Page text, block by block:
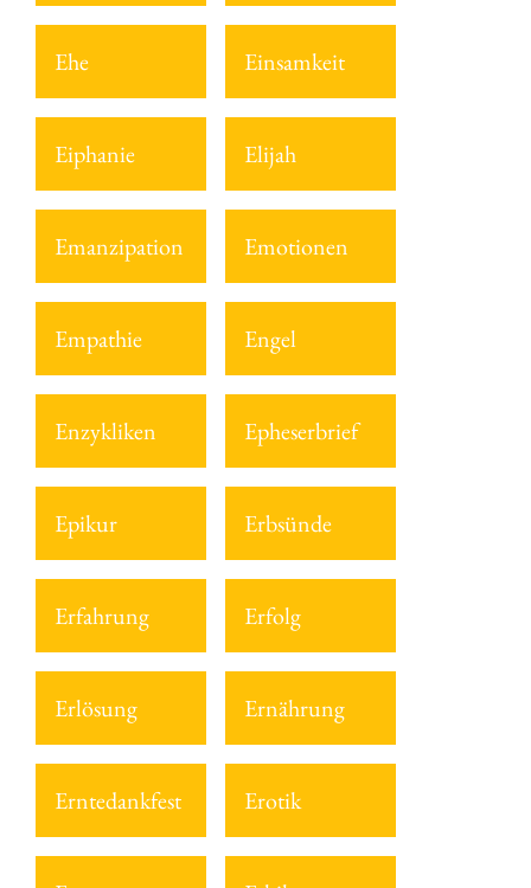
Ehe Einsamkeit
Eiphanie Elijah
Emanzipation Emotionen
Empathie Engel
Enzykliken Epheserbrief
Epikur Erbsünde
Erfahrung Erfolg
Erlösung Ernährung
Erntedankfest Erotik